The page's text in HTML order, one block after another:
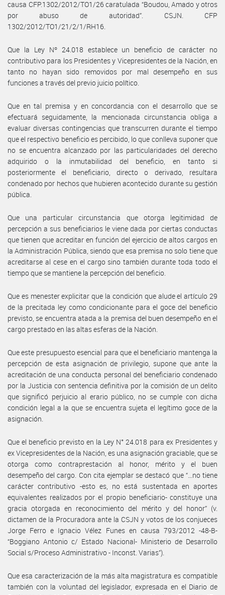
causa CFP.1302/2012/TO1/26 caratulada “Boudou, Amado y otros
por abuso de autoridad”. CSJN. CFP
1302/2012/TO1/21/2/1/RH16.
Que la Ley Nº 24.018 establece un beneficio de carácter no
contributivo para los Presidentes y Vicepresidentes de la Nación, en
tanto no hayan sido removidos por mal desempeño en sus
funciones a través del previo juicio político.
Que en tal premisa y en concordancia con el desarrollo que se
efectuará seguidamente, la mencionada circunstancia obliga a
evaluar diversas contingencias que transcurren durante el tiempo
que el respectivo beneficio es percibido, lo que conlleva suponer que
no se encuentra alcanzado por las particularidades del derecho
adquirido o la inmutabilidad del beneficio, en tanto si
posteriormente el beneficiario, directo o derivado, resultara
condenado por hechos que hubieren acontecido durante su gestión
pública.
Que una particular circunstancia que otorga legitimidad de
percepción a sus beneficiarios le viene dada por ciertas conductas
que tienen que acreditar en función del ejercicio de altos cargos en
la Administración Pública, siendo que esa premisa no solo tiene que
acreditarse al cese en el cargo sino también durante toda todo el
tiempo que se mantiene la percepción del beneficio.
Que es menester explicitar que la condición que alude el artículo 29
de la precitada ley como condicionante para el goce del beneficio
previsto, se encuentra atada a la premisa del buen desempeño en el
cargo prestado en las altas esferas de la Nación.
Que este presupuesto esencial para que el beneficiario mantenga la
percepción de esta asignación de privilegio, supone que ante la
acreditación de una conducta personal del beneficiario condenado
por la Justicia con sentencia definitiva por la comisión de un delito
que significó perjuicio al erario público, no se cumple con dicha
condición legal a la que se encuentra sujeta el legítimo goce de la
asignación.
Que el beneficio previsto en la Ley N° 24.018 para ex Presidentes y
ex Vicepresidentes de la Nación, es una asignación graciable, que se
otorga como contraprestación al honor, mérito y el buen
desempeño del cargo. Con cita ejemplar se destacó que “…no tiene
carácter contributivo -esto es, no está sustentada en aportes
equivalentes realizados por el propio beneficiario- constituye una
gracia otorgada en reconocimiento del mérito y del honor” (v.
dictamen de la Procuradora ante la CSJN y votos de los conjueces
Jorge Ferro e Ignacio Vélez Funes en causa 793/2012 -48-B-
“Boggiano Antonio c/ Estado Nacional- Ministerio de Desarrollo
Social s/Proceso Administrativo - Inconst. Varias”).
Que esa caracterización de la más alta magistratura es compatible
también con la voluntad del legislador, expresada en el Diario de